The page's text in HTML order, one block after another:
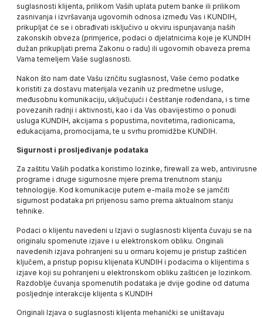
suglasnosti klijenta, prilikom Vaših uplata putem banke ili prilikom
zasnivanja i izvršavanja ugovornih odnosa između Vas i KUNDIH,
prikupljat će se i obrađivati isključivo u okviru ispunjavanja naših
zakonskih obveza (primjerice, podaci o djelatnicima koje je KUNDIH
dužan prikupljati prema Zakonu o radu) ili ugovornih obaveza prema
Vama temeljem Vaše suglasnosti.
Nakon što nam date Vašu izričitu suglasnost, Vaše ćemo podatke
koristiti za dostavu materijala vezanih uz predmetne usluge,
međusobnu komunikaciju, uključujući i čestitanje rođendana, i s time
povezanih radnji i aktivnosti, kao i da Vas obavijestimo o ponudi
usluga KUNDIH, akcijama s popustima, novitetima, radionicama,
edukacijama, promocijama, te u svrhu promidžbe KUNDIH.
Sigurnost i prosljeđivanje podataka
Za zaštitu Vaših podatka koristimo lozinke, firewall za web, antivirusne
programe i druge sigurnosne mjere prema trenutnom stanju
tehnologije. Kod komunikacije putem e-maila može se jamčiti
sigurnost podataka pri prijenosu samo prema aktualnom stanju
tehnike.
Podaci o klijentu navedeni u Izjavi o suglasnosti klijenta čuvaju se na
originalu spomenute izjave i u elektronskom obliku. Originali
navedenih izjava pohranjeni su u ormaru kojemu je pristup zaštićen
ključem, a pristup popisu klijenata KUNDIH i podacima o klijentima s
izjave koji su pohranjeni u elektronskom obliku zaštićen je lozinkom.
Razdoblje čuvanja spomenutih podataka je dvije godine od datuma
posljednje interakcije klijenta s KUNDIH
Originali Izjava o suglasnosti klijenta mehanički se uništavaju